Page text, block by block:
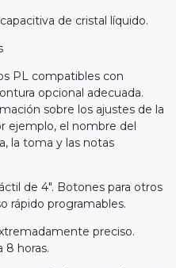
de cristal líquido.
PL compatibles con
opcional adecuada.
sobre los ajustes de la
ejemplo, el nombre del
la toma y las notas
de 4". Botones para otros
rápido programables.
preciso.
8 horas.